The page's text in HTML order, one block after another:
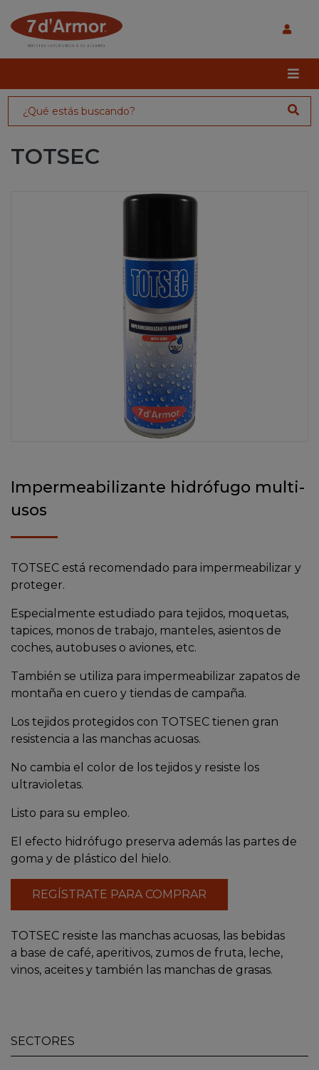
TOTSEC
Impermeabilizante hidrófugo multi-
usos
TOTSEC está recomendado para impermeabilizar y
proteger.
Especialmente estudiado para tejidos, moquetas,
tapices, monos de trabajo, manteles, asientos de
coches, autobuses o aviones, etc.
También se utiliza para impermeabilizar zapatos de
montaña en cuero y tiendas de campaña.
Los tejidos protegidos con TOTSEC tienen gran
resistencia a las manchas acuosas.
No cambia el color de los tejidos y resiste los
ultravioletas.
Listo para su empleo.
El efecto hidrófugo preserva además las partes de
goma y de plástico del hielo.
REGÍSTRATE PARA COMPRAR
TOTSEC resiste las manchas acuosas, las bebidas
a base de café, aperitivos, zumos de fruta, leche,
vinos, aceites y también las manchas de grasas.
SECTORES